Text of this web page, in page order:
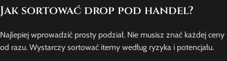
Jak sortować drop pod handel?
Najlepiej wprowadzić prosty podział. Nie musisz znać każdej ceny
od razu. Wystarczy sortować itemy według ryzyka i potencjału.